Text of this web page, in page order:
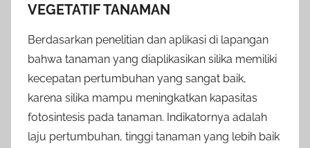
VEGETATIF TANAMAN
Berdasarkan penelitian dan aplikasi di lapangan
bahwa tanaman yang diaplikasikan silika memiliki
kecepatan pertumbuhan yang sangat baik,
karena silika mampu meningkatkan kapasitas
fotosintesis pada tanaman. Indikatornya adalah
laju pertumbuhan, tinggi tanaman yang lebih baik